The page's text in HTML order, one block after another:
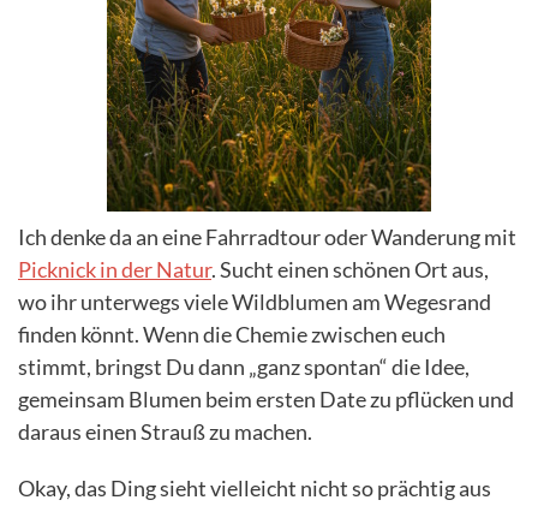
Ich denke da an eine Fahrradtour oder Wanderung mit
Picknick in der Natur. Sucht einen schönen Ort aus,
wo ihr unterwegs viele Wildblumen am Wegesrand
finden könnt. Wenn die Chemie zwischen euch
stimmt, bringst Du dann „ganz spontan“ die Idee,
gemeinsam Blumen beim ersten Date zu pflücken und
daraus einen Strauß zu machen.
Okay, das Ding sieht vielleicht nicht so prächtig aus